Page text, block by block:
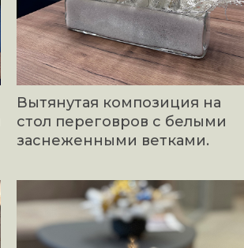
Вытянутая композиция на
стол переговров с белыми
заснеженными ветками.